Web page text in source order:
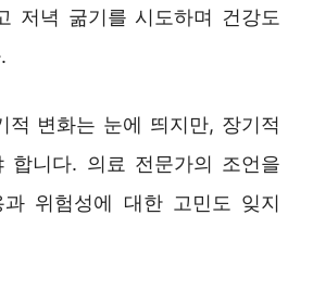
저녁 굶기를 시도하며 건강도
적 변화는 눈에 띄지만, 장기적
합니다. 의료 전문가의 조언을
과 위험성에 대한 고민도 잊지